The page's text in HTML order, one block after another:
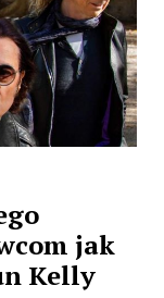
jak
Kelly